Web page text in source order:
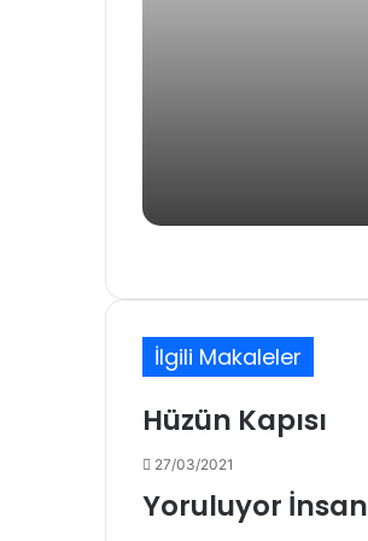
1 hafta önce
İlgili Makaleler
Hüzün Kapısı
27/03/2021
Yoruluyor İnsan